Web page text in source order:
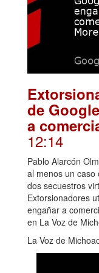
de
a
12:14
Pablo Alarcón
al menos un caso
dos secuestros
Extorsionadores
engañar a
en La Voz de
La Voz de